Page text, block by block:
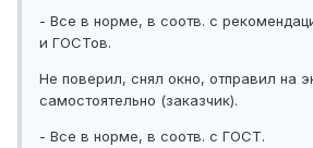
- Все в норме, в соотв. с
и ГОСТов.
Не поверил, снял окно, отправил на
самостоятельно (заказчик).
- Все в норме, в соотв. с ГОСТ.